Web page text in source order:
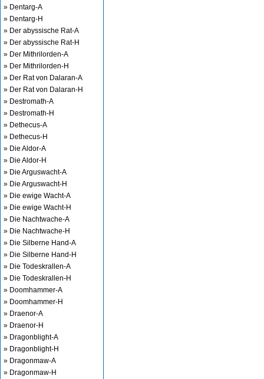
» Dentarg-A
» Dentarg-H
» Der abyssische Rat-A
» Der abyssische Rat-H
» Der Mithrilorden-A
» Der Mithrilorden-H
» Der Rat von Dalaran-A
» Der Rat von Dalaran-H
» Destromath-A
» Destromath-H
» Dethecus-A
» Dethecus-H
» Die Aldor-A
» Die Aldor-H
» Die Arguswacht-A
» Die Arguswacht-H
» Die ewige Wacht-A
» Die ewige Wacht-H
» Die Nachtwache-A
» Die Nachtwache-H
» Die Silberne Hand-A
» Die Silberne Hand-H
» Die Todeskrallen-A
» Die Todeskrallen-H
» Doomhammer-A
» Doomhammer-H
» Draenor-A
» Draenor-H
» Dragonblight-A
» Dragonblight-H
» Dragonmaw-A
» Dragonmaw-H